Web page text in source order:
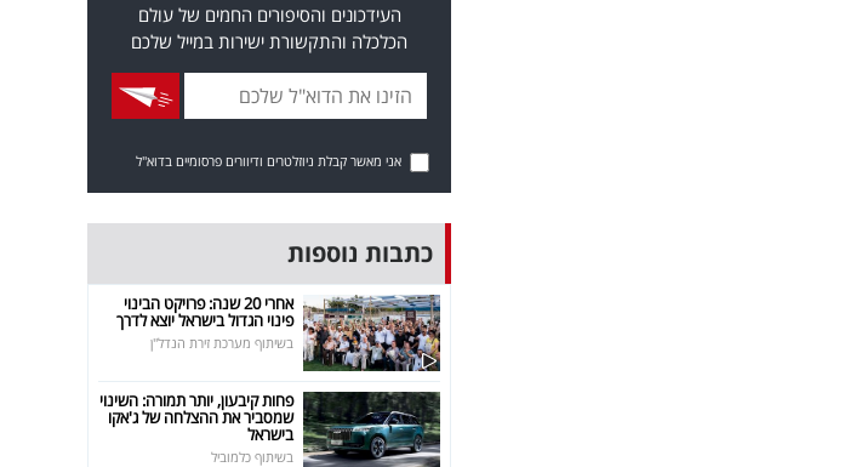
העידכונים והסיפורים החמים של עולם
הכלכלה והתקשורת ישירות במייל שלכם
אני מאשר קבלת ניוזלטרים ודיוורים פרסומיים בדוא"ל
כתבות נוספות
אחרי 20 שנה: פרויקט הבינוי
פינוי הגדול בישראל יוצא לדרך
בשיתוף מערכת זירת הנדל"ן
פחות קיבעון, יותר תמורה: השינוי
שמסביר את ההצלחה של ג'אקו
בישראל
בשיתוף כלמוביל